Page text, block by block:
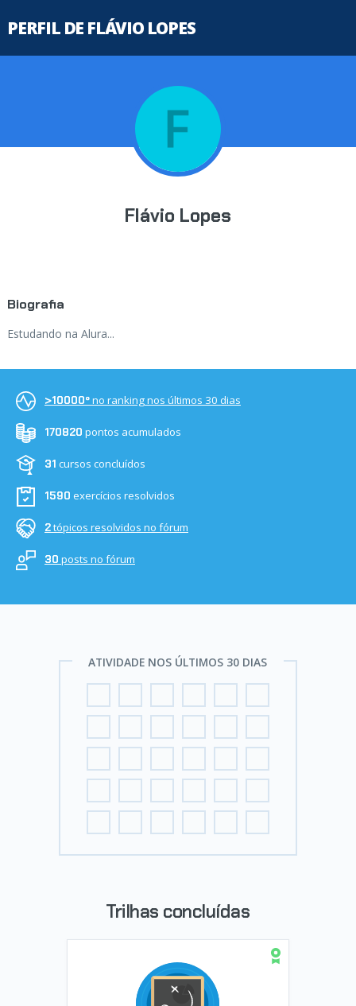
PERFIL DE FLÁVIO LOPES
Flávio Lopes
Biografia
Estudando na Alura...
>10000ºno ranking nos últimos 30 dias
170820 pontos acumulados
31 cursos concluídos
1590 exercícios resolvidos
2tópicos resolvidos no fórum
30 posts no fórum
ATIVIDADE NOS ÚLTIMOS 30 DIAS
Trilhas concluídas